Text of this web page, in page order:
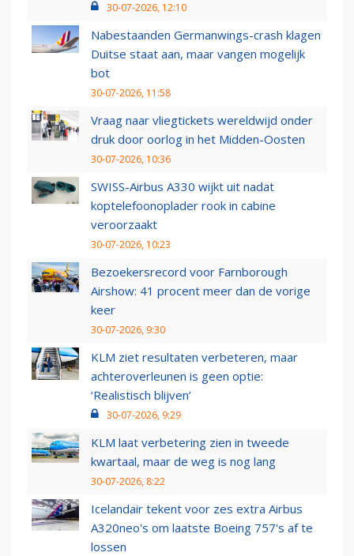
30-07-2026, 12:10
Nabestaanden Germanwings-crash klagen
Duitse staat aan, maar vangen mogelijk
bot
30-07-2026, 11:58
Vraag naar vliegtickets wereldwijd onder
druk door oorlog in het Midden-Oosten
30-07-2026, 10:36
SWISS-Airbus A330 wijkt uit nadat
koptelefoonoplader rook in cabine
veroorzaakt
30-07-2026, 10:23
Bezoekersrecord voor Farnborough
Airshow: 41 procent meer dan de vorige
keer
30-07-2026, 9:30
KLM ziet resultaten verbeteren, maar
achteroverleunen is geen optie:
‘Realistisch blijven’
30-07-2026, 9:29
KLM laat verbetering zien in tweede
kwartaal, maar de weg is nog lang
30-07-2026, 8:22
Icelandair tekent voor zes extra Airbus
A320neo's om laatste Boeing 757's af te
lossen